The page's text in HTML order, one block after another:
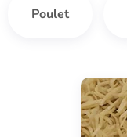
Poulet